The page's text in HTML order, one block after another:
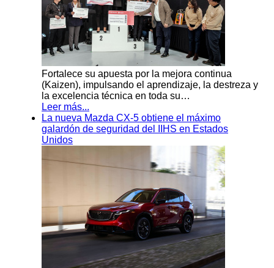
Fortalece su apuesta por la mejora continua
(Kaizen), impulsando el aprendizaje, la destreza y
la excelencia técnica en toda su…
Leer más...
La nueva Mazda CX-5 obtiene el máximo
galardón de seguridad del IIHS en Estados
Unidos